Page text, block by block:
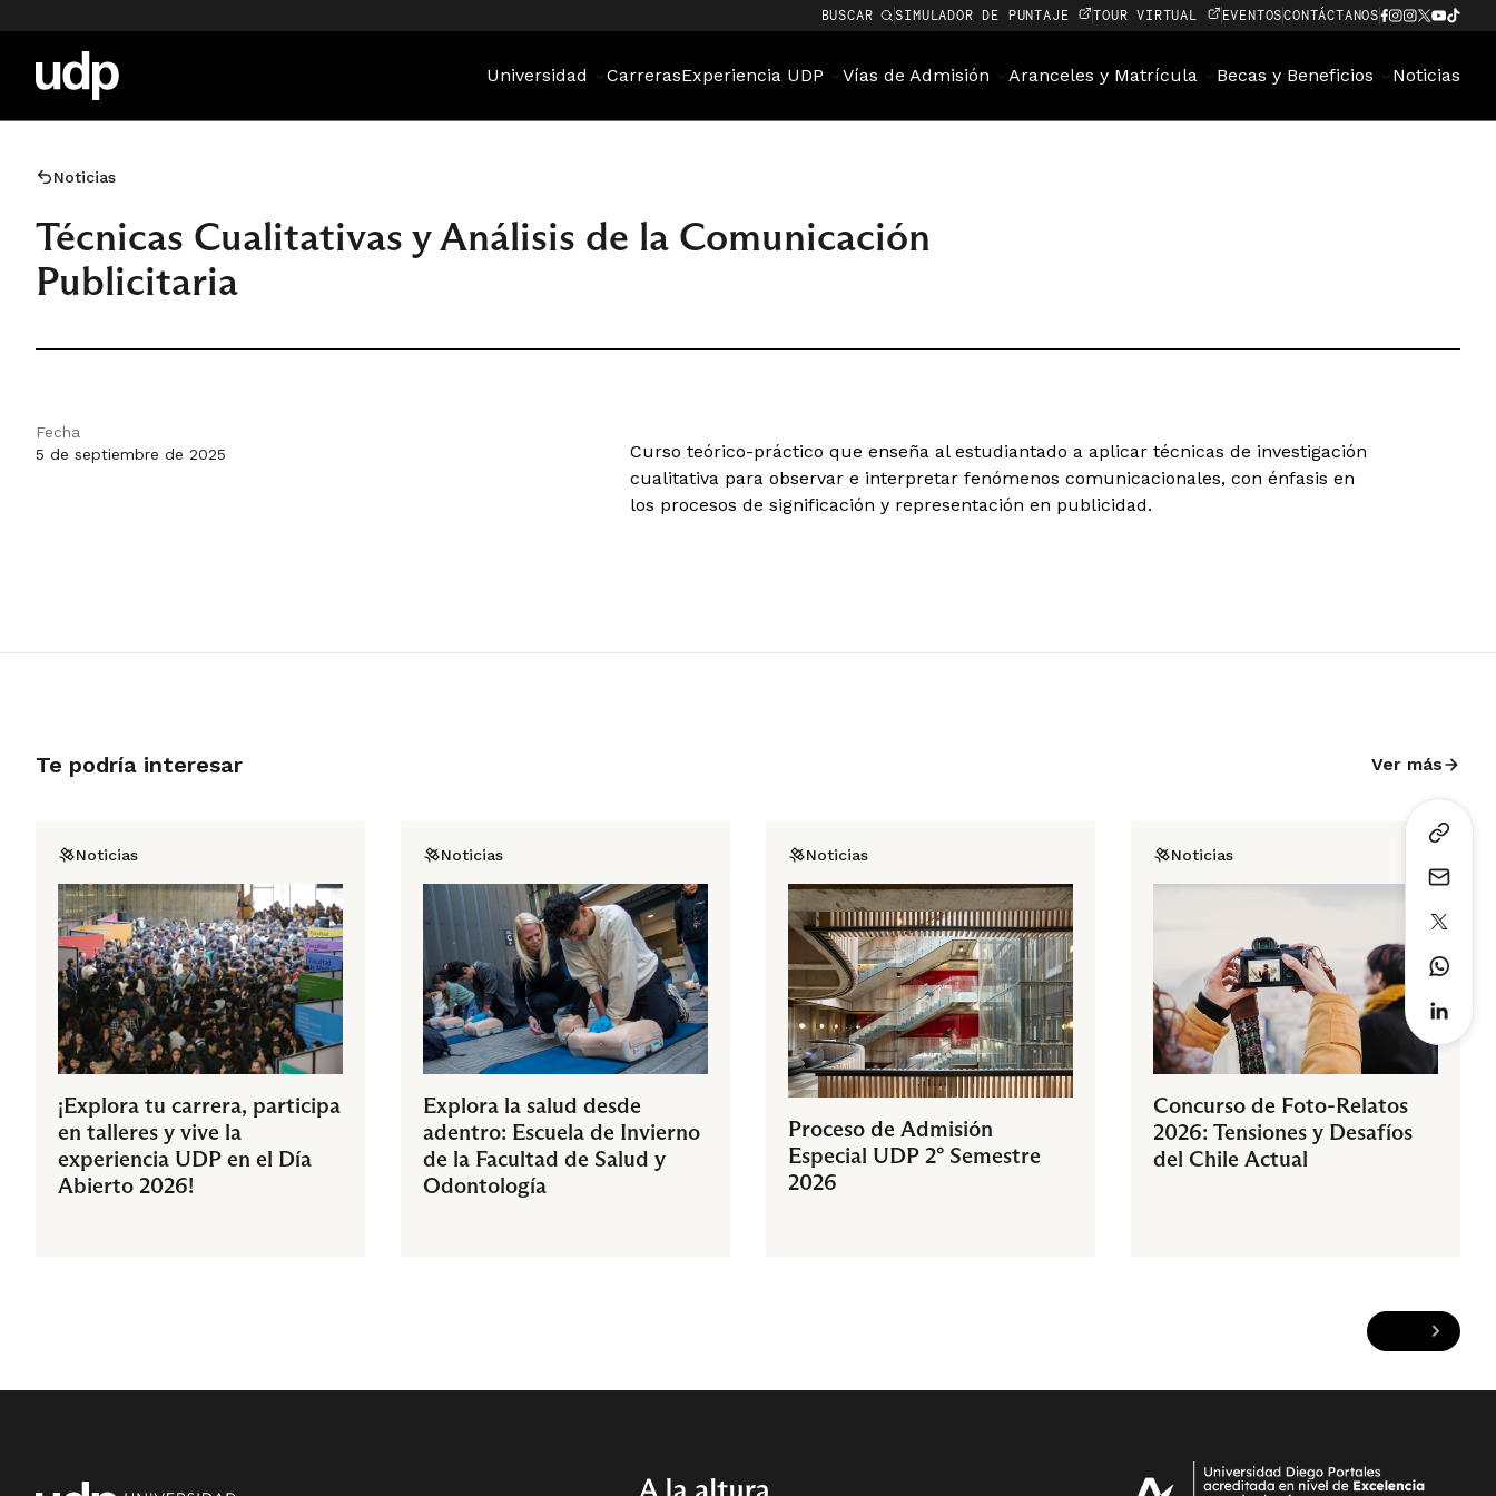
BUSCAR SIMULADOR DE PUNTAJE TOUR VIRTUAL EVENTOSCONTÁCTANOS
Universidad CarrerasExperiencia UDP Vías de Admisión Aranceles y Matrícula Becas y Beneficios Noticias
Noticias
Técnicas Cualitativas y Análisis de la Comunicación
Publicitaria
Fecha
5 de septiembre de 2025
Curso teórico-práctico que enseña al estudiantado a aplicar técnicas de investigación
cualitativa para observar e interpretar fenómenos comunicacionales, con énfasis en
los procesos de significación y representación en publicidad.
Te podría interesar Ver más
Noticias
¡Explora tu carrera, participa
en talleres y vive la
experiencia UDP en el Día
Abierto 2026!
Noticias
Explora la salud desde
adentro: Escuela de Invierno
de la Facultad de Salud y
Odontología
Noticias
Proceso de Admisión
Especial UDP 2° Semestre
2026
Noticias
Concurso de Foto-Relatos
2026: Tensiones y Desafíos
del Chile Actual